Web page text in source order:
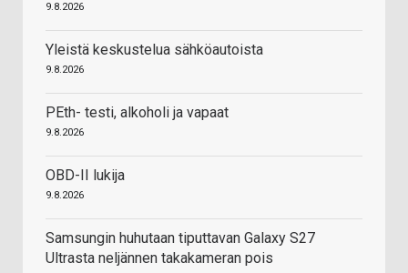
9.8.2026
Yleistä keskustelua sähköautoista
9.8.2026
PEth- testi, alkoholi ja vapaat
9.8.2026
OBD-II lukija
9.8.2026
Samsungin huhutaan tiputtavan Galaxy S27
Ultrasta neljännen takakameran pois